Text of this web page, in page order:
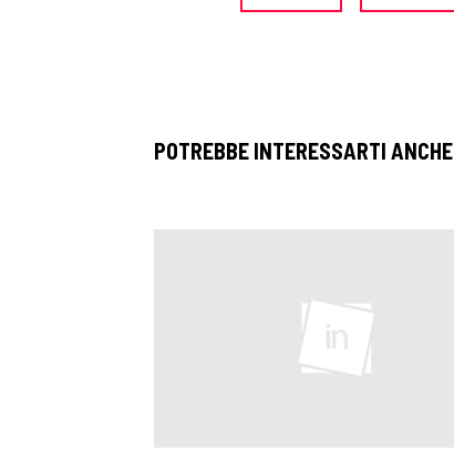
POTREBBE INTERESSARTI ANCHE